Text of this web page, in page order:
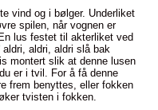
vind og i bølger. Underliket
spilen, når vognen er
lus festet til akterliket ved
aldri, aldri slå bak
montert slik at denne lusen
er i tvil. For å få denne
frem benyttes, eller fokken
tvisten i fokken.